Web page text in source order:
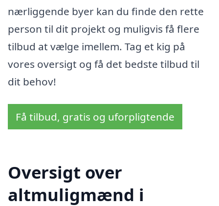
nærliggende byer kan du finde den rette
person til dit projekt og muligvis få flere
tilbud at vælge imellem. Tag et kig på
vores oversigt og få det bedste tilbud til
dit behov!
Få tilbud, gratis og uforpligtende
Oversigt over
altmuligmænd i